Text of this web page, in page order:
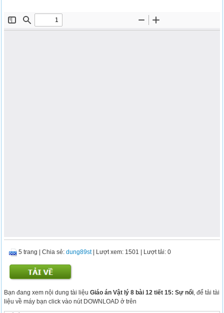
5 trang |Chia sẻ:dung89st| Lượt xem: 1501 | Lượt tải: 0
Bạn đang xem nội dung tài liệuGiáo án Vật lý 8 bài 12 tiết 15: Sự nổi , để tải tài
liệu về máy bạn click vào nút DOWNLOAD ở trên